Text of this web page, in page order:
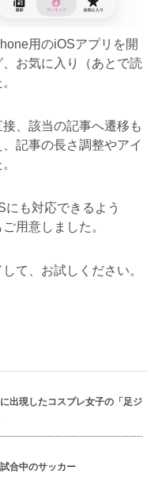
用のiOSアプリを開
お気に入り（あとで読
、該当の記事へ遷移も
記事の長さ調整やアイ
も対応できるよう
用意しました。
て、お試しください。
出現したコスプレ女子の「足ジ
合中のサッカー